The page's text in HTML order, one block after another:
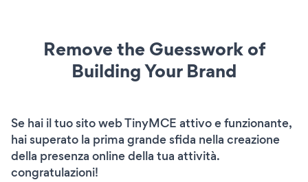
Remove the Guesswork of
Building Your Brand
Se hai il tuo sito web TinyMCE attivo e funzionante,
hai superato la prima grande sfida nella creazione
della presenza online della tua attività.
congratulazioni!